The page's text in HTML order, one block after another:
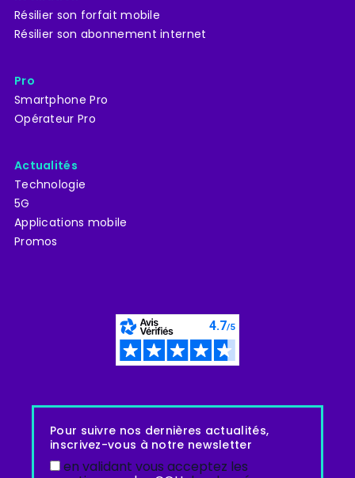
Résilier son forfait mobile
Résilier son abonnement internet
Pro
Smartphone Pro
Opérateur Pro
Actualités
Technologie
5G
Applications mobile
Promos
Pour suivre nos dernières actualités,
inscrivez-vous à notre newsletter
en validant vous acceptez les